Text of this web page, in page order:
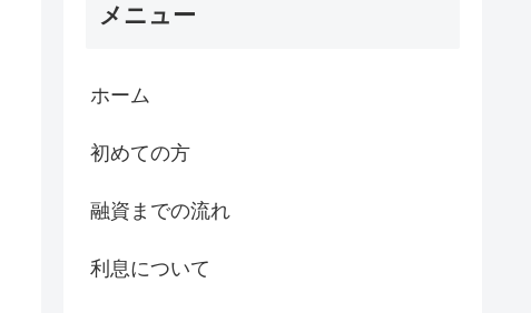
メニュー
ホーム
初めての方
融資までの流れ
利息について